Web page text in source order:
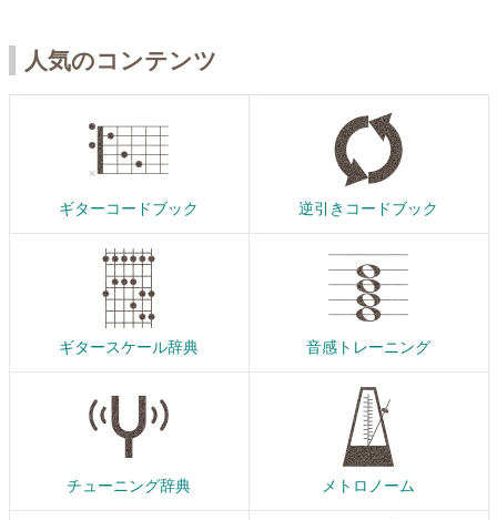
人気のコンテンツ
ギターコードブック 逆引きコードブック
ギタースケール辞典 音感トレーニング
チューニング辞典 メトロノーム